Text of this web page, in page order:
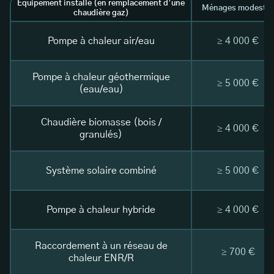
Équipement installé (en remplacement d’une
chaudière gaz)
Ménages modestes
Pompe à chaleur air/eau ≥ 4 000 €
Pompe à chaleur géothermique
(eau/eau)
≥ 5 000 €
Chaudière biomasse (bois /
granulés)
≥ 4 000 €
Système solaire combiné ≥ 5 000 €
Pompe à chaleur hybride ≥ 4 000 €
Raccordement à un réseau de
chaleur ENR/R
≥ 700 €